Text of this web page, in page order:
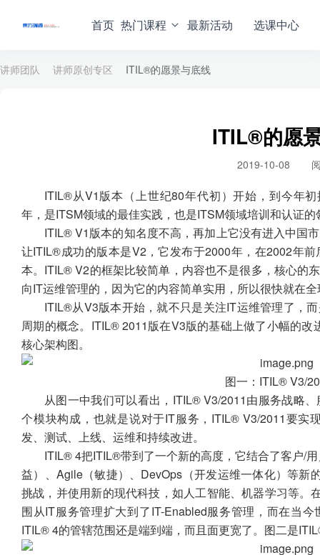
首页 热门课程 最新活动 选课中心
讲师团队 讲师原创专区 ITIL®的愿景与底线
ITIL®的愿
2019-10-08
ITIL®从V1版本（上世纪80年代初）开始，到今年
年，是ITSM领域的最佳实践，也是ITSM领域培训和认证的
ITIL® V1版本的知名度不高，再加上它没有进入中国
让ITIL®成功的版本是V2，它发布于2000年，在2002年
本。ITIL® V2的框架比较简单，内容也不是很多，核心的
向IT运维管理的，因为它的内容简单实用，所以很快就在
ITIL®从V3版本开始，就不只是关注IT运维管理了，
周期的概念。ITIL® 2011版在V3版的基础上做了小幅的
核心架构图。
图一：ITIL® V3/
从图一中我们可以看出，ITIL® V3/2011由服务战略
个模块构成，也就是说对于IT服务，ITIL® V3/2011要实
发、测试、上线、运维和持续改进。
ITIL® 4把ITIL®带到了一个新的高度，它结合了客户/
益）、Agile（敏捷）、DevOps（开发运维一体化）等新
挑战，并使用新的现代科技，如人工智能、机器学习等
围从IT服务管理扩大到了IT-Enabled服务管理，而在当
ITIL® 4的管辖范围还是端到端，而且面更宽了。图二是